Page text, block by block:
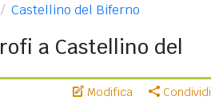
Castellino del Biferno
a Castellino del
Modifica Condividi